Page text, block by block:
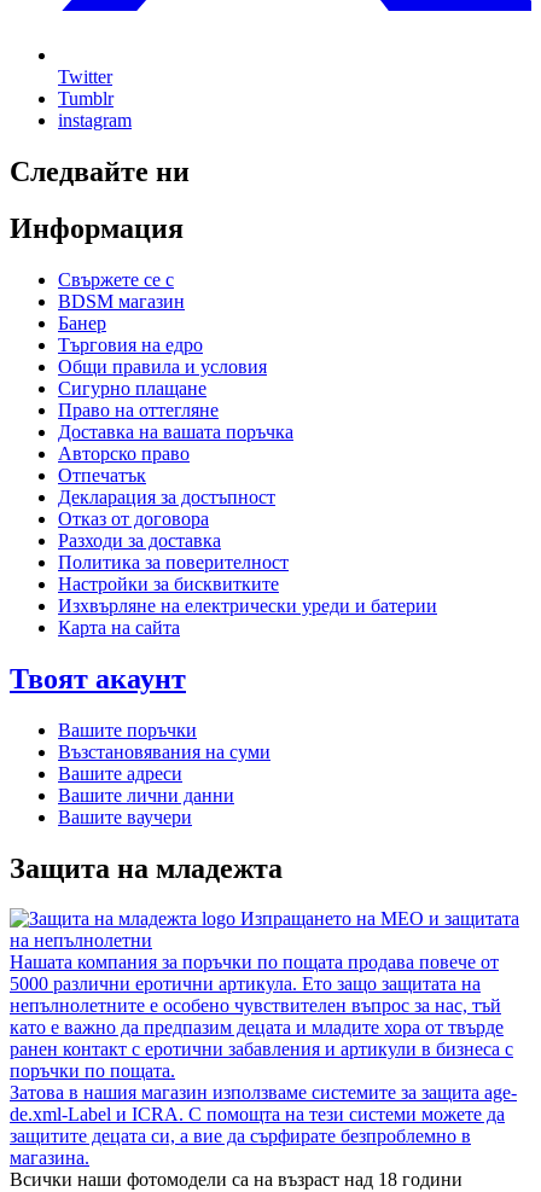
Twitter
Tumblr
instagram
Следвайте ни
Информация
Свържете се с
BDSM магазин
Банер
Търговия на едро
Общи правила и условия
Сигурно плащане
Право на оттегляне
Доставка на вашата поръчка
Авторско право
Отпечатък
Декларация за достъпност
Отказ от договора
Разходи за доставка
Политика за поверителност
Настройки за бисквитките
Изхвърляне на електрически уреди и батерии
Карта на сайта
Твоят акаунт
Вашите поръчки
Възстановявания на суми
Вашите адреси
Вашите лични данни
Вашите ваучери
Защита на младежта
Изпращането на MEO и защитата
на непълнолетни
Нашата компания за поръчки по пощата продава повече от
5000 различни еротични артикула. Ето защо защитата на
непълнолетните е особено чувствителен въпрос за нас, тъй
като е важно да предпазим децата и младите хора от твърде
ранен контакт с еротични забавления и артикули в бизнеса с
поръчки по пощата.
Затова в нашия магазин използваме системите за защита age-
de.xml-Label и ICRA. С помощта на тези системи можете да
защитите децата си, а вие да сърфирате безпроблемно в
магазина.
Всички наши фотомодели са на възраст над 18 години